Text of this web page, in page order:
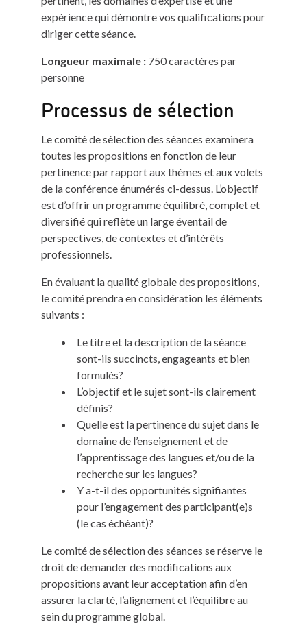
expérience qui démontre vos qualifications pour
diriger cette séance.
Longueur maximale : 750 caractères par
personne
Processus de sélection
Le comité de sélection des séances examinera
toutes les propositions en fonction de leur
pertinence par rapport aux thèmes et aux volets
de la conférence énumérés ci-dessus. L’objectif
est d’offrir un programme équilibré, complet et
diversifié qui reflète un large éventail de
perspectives, de contextes et d’intérêts
professionnels.
En évaluant la qualité globale des propositions,
le comité prendra en considération les éléments
suivants :
Le titre et la description de la séance
sont-ils succincts, engageants et bien
formulés?
L’objectif et le sujet sont-ils clairement
définis?
Quelle est la pertinence du sujet dans le
domaine de l’enseignement et de
l’apprentissage des langues et/ou de la
recherche sur les langues?
Y a-t-il des opportunités signifiantes
pour l’engagement des participant(e)s
(le cas échéant)?
Le comité de sélection des séances se réserve le
droit de demander des modifications aux
propositions avant leur acceptation afin d’en
assurer la clarté, l’alignement et l’équilibre au
sein du programme global.